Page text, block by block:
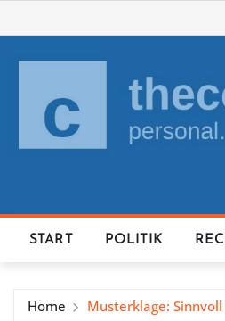
to
content
START POLITIK
Home Musterklage: